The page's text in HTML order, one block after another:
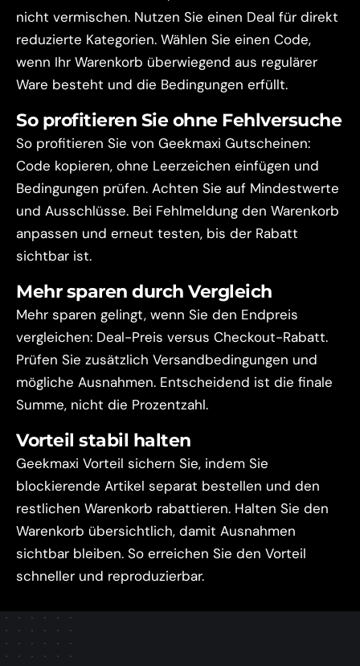
nicht vermischen. Nutzen Sie einen Deal für direkt
reduzierte Kategorien. Wählen Sie einen Code,
wenn Ihr Warenkorb überwiegend aus regulärer
Ware besteht und die Bedingungen erfüllt.
So profitieren Sie ohne Fehlversuche
So profitieren Sie von Geekmaxi Gutscheinen:
Code kopieren, ohne Leerzeichen einfügen und
Bedingungen prüfen. Achten Sie auf Mindestwerte
und Ausschlüsse. Bei Fehlmeldung den Warenkorb
anpassen und erneut testen, bis der Rabatt
sichtbar ist.
Mehr sparen durch Vergleich
Mehr sparen gelingt, wenn Sie den Endpreis
vergleichen: Deal-Preis versus Checkout-Rabatt.
Prüfen Sie zusätzlich Versandbedingungen und
mögliche Ausnahmen. Entscheidend ist die finale
Summe, nicht die Prozentzahl.
Vorteil stabil halten
Geekmaxi Vorteil sichern Sie, indem Sie
blockierende Artikel separat bestellen und den
restlichen Warenkorb rabattieren. Halten Sie den
Warenkorb übersichtlich, damit Ausnahmen
sichtbar bleiben. So erreichen Sie den Vorteil
schneller und reproduzierbar.